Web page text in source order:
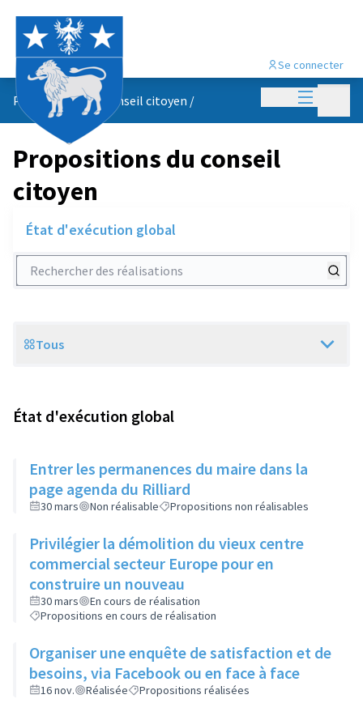
Menu
Se connecter
Propositions du conseil citoyen /
Propositions du conseil
citoyen
État d'exécution global
Rechercher des réalisations
Scope
Tous
État d'exécution global
Entrer les permanences du maire dans la
page agenda du Rilliard
30 mars Non réalisable Propositions non réalisables
Privilégier la démolition du vieux centre
commercial secteur Europe pour en
construire un nouveau
30 mars
En cours de réalisation
Propositions en cours de réalisation
Organiser une enquête de satisfaction et de
besoins, via Facebook ou en face à face
16 nov. Réalisée Propositions réalisées